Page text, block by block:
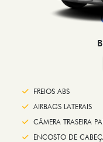
FREIOS ABS
AIRBAGS LATERAIS
CÂMERA TRASEIRA
ENCOSTO DE